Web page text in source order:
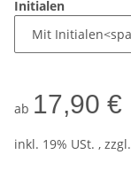
Initialen
ab 17,90 €
inkl. 19% USt. , zzgl.